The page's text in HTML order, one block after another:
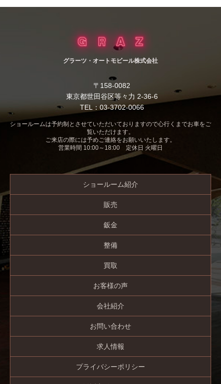
グラーツ・オートモビール株式会社
〒158-0082
東京都世田谷区等々力 2-36-6
TEL：03-3702-0066
ショールームは予約制とさせていただいておりますので心行くまでお車をご
覧いただけます。
ご来店の際には予めご連絡をお願いいたします。
営業時間 10:00～18:00 定休日 火曜日
ショールーム紹介
販売
鈑金
整備
買取
お客様の声
会社紹介
お問い合わせ
求人情報
プライバシーポリシー